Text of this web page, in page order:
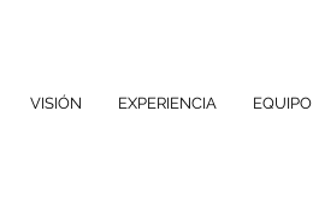
VISIÓN EXPERIENCIA EQUIPO